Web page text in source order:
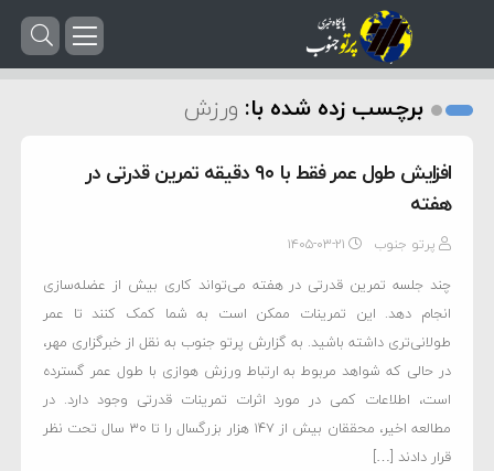
برچسب زده شده با: ورزش
افزایش طول عمر فقط با ۹۰ دقیقه تمرین قدرتی در
هفته
پرتو جنوب ۱۴۰۵-۰۳-۲۱
چند جلسه تمرین قدرتی در هفته می‌تواند کاری بیش از عضله‌سازی
انجام دهد. این تمرینات ممکن است به شما کمک کنند تا عمر
طولانی‌تری داشته باشید. به گزارش پرتو جنوب به نقل از خبرگزاری مهر،
در حالی که شواهد مربوط به ارتباط ورزش هوازی با طول عمر گسترده
است، اطلاعات کمی در مورد اثرات تمرینات قدرتی وجود دارد. در
مطالعه اخیر، محققان بیش از ۱۴۷ هزار بزرگسال را تا ۳۰ سال تحت نظر
قرار دادند […]